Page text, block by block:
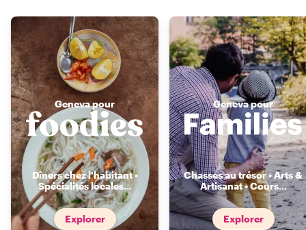
Geneva pour
Dîners chez l'habitant •
Spécialités locales...
Explorer
Geneva pour
Chasses au trésor • Arts &
Artisanat • Cours...
Explorer